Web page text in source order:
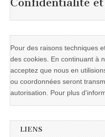
Confidentialité et
Pour des raisons techniques
des cookies. En continuant à
acceptez que nous en
ou coordonnées seront
autorisation. Pour plus
LIENS